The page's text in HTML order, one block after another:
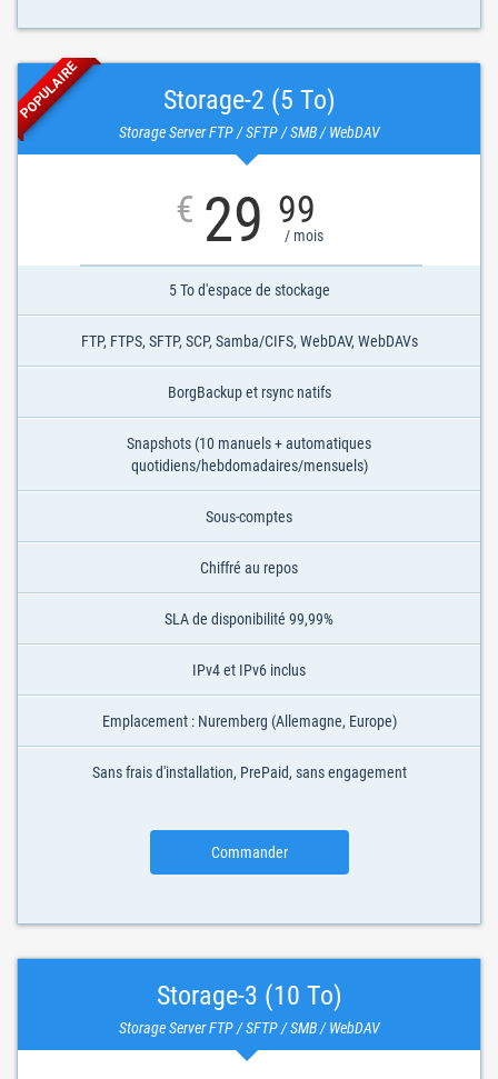
Storage-2 (5 To)
Storage Server FTP / SFTP / SMB / WebDAV
POPULAIRE
€ 29 99
/ mois
5 To d'espace de stockage
FTP, FTPS, SFTP, SCP, Samba/CIFS, WebDAV, WebDAVs
BorgBackup et rsync natifs
Snapshots (10 manuels + automatiques
quotidiens/hebdomadaires/mensuels)
Sous-comptes
Chiffré au repos
SLA de disponibilité 99,99%
IPv4 et IPv6 inclus
Emplacement : Nuremberg (Allemagne, Europe)
Sans frais d'installation, PrePaid, sans engagement
Commander
Storage-3 (10 To)
Storage Server FTP / SFTP / SMB / WebDAV